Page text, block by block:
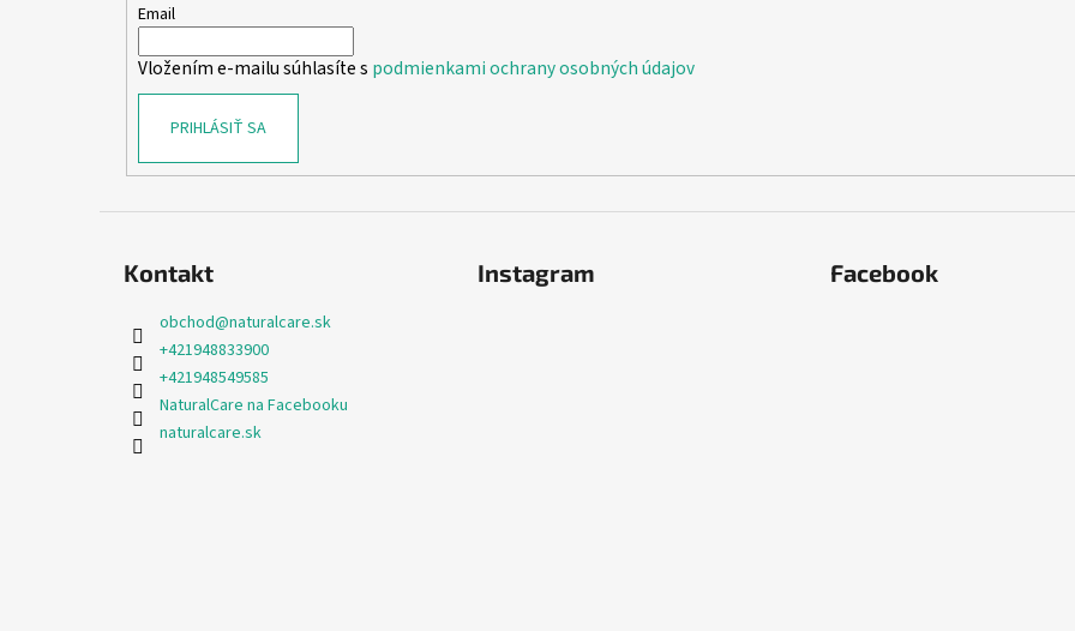
Email
Vložením e-mailu súhlasíte s podmienkami ochrany osobných údajov
PRIHLÁSIŤ SA
Kontakt
obchod@naturalcare.sk
+421948833900
+421948549585
NaturalCare na Facebooku
naturalcare.sk
Instagram Facebook